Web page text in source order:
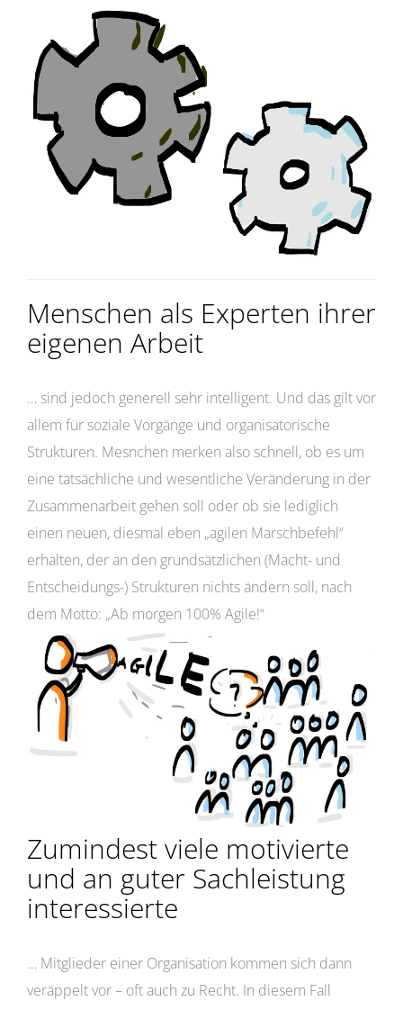
Menschen als Experten ihrer
eigenen Arbeit
… sind jedoch generell sehr intelligent. Und das gilt vor
allem für soziale Vorgänge und organisatorische
Strukturen. Mesnchen merken also schnell, ob es um
eine tatsächliche und wesentliche Veränderung in der
Zusammenarbeit gehen soll oder ob sie lediglich
einen neuen, diesmal eben „agilen Marschbefehl“
erhalten, der an den grundsätzlichen (Macht- und
Entscheidungs-) Strukturen nichts ändern soll, nach
dem Motto: „Ab morgen 100% Agile!“
Zumindest viele motivierte
und an guter Sachleistung
interessierte
… Mitglieder einer Organisation kommen sich dann
veräppelt vor – oft auch zu Recht. In diesem Fall